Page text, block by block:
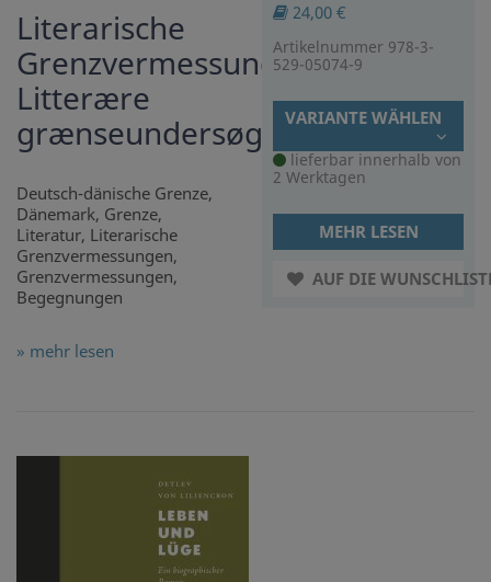
Literarische
Grenzvermessungen.
Litterære
grænseundersøgelser
Deutsch-dänische Grenze,
Dänemark, Grenze,
Literatur, Literarische
Grenzvermessungen,
Grenzvermessungen,
Begegnungen
» mehr lesen
24,00 €
Artikelnummer 978-3-
529-05074-9
VARIANTE WÄHLEN
lieferbar innerhalb von
2 Werktagen
MEHR LESEN
AUF DIE